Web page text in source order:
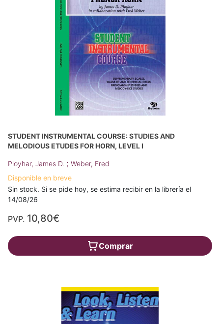
STUDENT INSTRUMENTAL COURSE: STUDIES AND
MELODIOUS ETUDES FOR HORN, LEVEL I
Ployhar, James D. ; Weber, Fred
Disponible en breve
Sin stock. Si se pide hoy, se estima recibir en la librería el
14/08/26
PVP. 10,80€
Comprar